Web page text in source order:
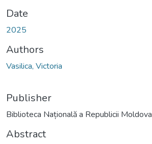
Date
2025
Authors
Vasilica, Victoria
Publisher
Biblioteca Națională a Republicii Moldova
Abstract